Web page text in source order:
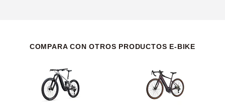
COMPARA CON OTROS PRODUCTOS E-BIKE